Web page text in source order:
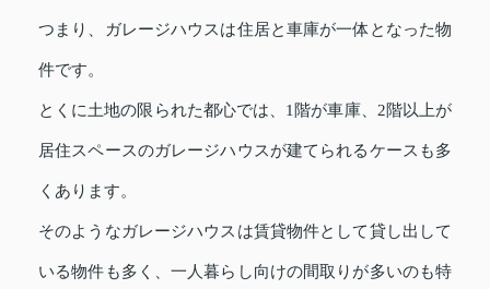
つまり、ガレージハウスは住居と車庫が一体となった物
件です。
とくに土地の限られた都心では、1階が車庫、2階以上が
居住スペースのガレージハウスが建てられるケースも多
くあります。
そのようなガレージハウスは賃貸物件として貸し出して
いる物件も多く、一人暮らし向けの間取りが多いのも特